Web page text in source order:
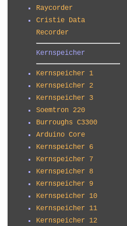
Raycorder
Cristie Data
Recorder
Kernspeicher
Kernspeicher 1
Kernspeicher 2
Kernspeicher 3
Soemtron 220
Burroughs C3300
Arduino Core
Kernspeicher 6
Kernspeicher 7
Kernspeicher 8
Kernspeicher 9
Kernspeicher 10
Kernspeicher 11
Kernspeicher 12